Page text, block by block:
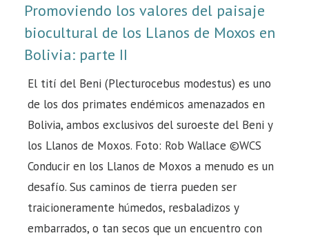
Promoviendo los valores del paisaje
biocultural de los Llanos de Moxos en
Bolivia: parte II
El tití del Beni (Plecturocebus modestus) es uno
de los dos primates endémicos amenazados en
Bolivia, ambos exclusivos del suroeste del Beni y
los Llanos de Moxos. Foto: Rob Wallace ©WCS
Conducir en los Llanos de Moxos a menudo es un
desafío. Sus caminos de tierra pueden ser
traicioneramente húmedos, resbaladizos y
embarrados, o tan secos que un encuentro con